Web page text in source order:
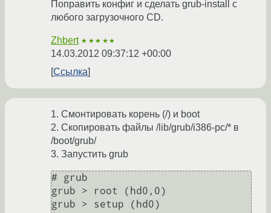
Поправить конфиг и сделать grub-install с
любого загрузочного CD.
Zhbert ★★★★★
14.03.2012 09:37:12 +00:00
Ссылка
1. Смонтировать корень (/) и boot
2. Скопировать файлы /lib/grub/i386-pc/* в
/boot/grub/
3. Запустить grub
# grub
grub > root (hd0,0)
grub > setup (hd0)